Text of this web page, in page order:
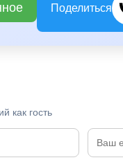
Поделиться
как гость